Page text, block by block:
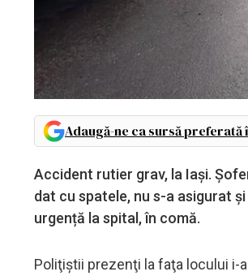
Adaugă-ne ca sursă preferată
Accident rutier grav, la Iaşi.
dat cu spatele, nu s-a asigurat
urgență la spital, în comă.
Poliţiştii prezenţi la faţa locului